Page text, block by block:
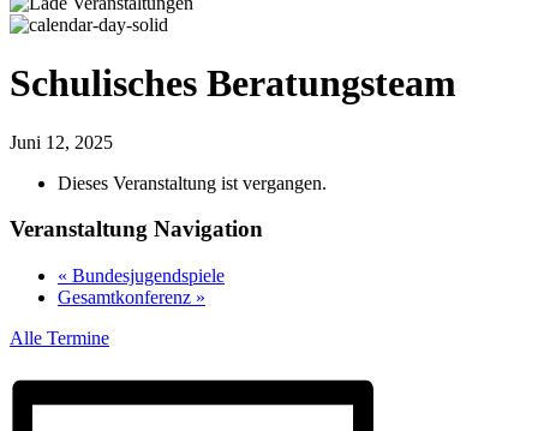
Schulisches Beratungsteam
Juni 12, 2025
Dieses Veranstaltung ist vergangen.
Veranstaltung Navigation
« Bundesjugendspiele
Gesamtkonferenz »
Alle Termine